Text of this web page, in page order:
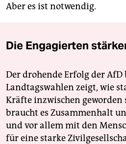
Aber es ist notwendig.
Die Engagierten
Der drohende Erfolg der
Landtagswahlen zeigt, wie
Kräfte inzwischen geworden
braucht es Zusammenhalt
und vor allem mit den
für eine starke